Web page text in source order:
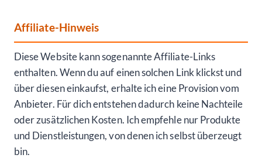
Affiliate-Hinweis
Diese Website kann sogenannte Affiliate-Links
enthalten. Wenn du auf einen solchen Link klickst und
über diesen einkaufst, erhalte ich eine Provision vom
Anbieter. Für dich entstehen dadurch keine Nachteile
oder zusätzlichen Kosten. Ich empfehle nur Produkte
und Dienstleistungen, von denen ich selbst überzeugt
bin.